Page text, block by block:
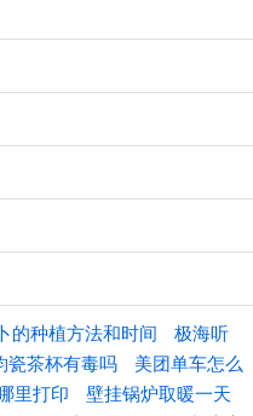
的种植方法和时间
极海听
瓷茶杯有毒吗
美团单车怎么
里打印
壁挂锅炉取暖一天